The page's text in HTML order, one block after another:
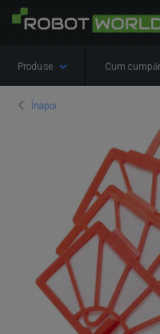
Produse Cum cumpăr
Înapoi